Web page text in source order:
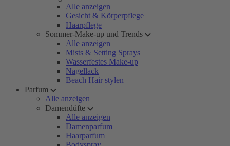
Alle anzeigen
Gesicht & Körperpflege
Haarpflege
Sommer-Make-up und Trends
Alle anzeigen
Mists & Setting Sprays
Wasserfestes Make-up
Nagellack
Beach Hair stylen
Parfum
Alle anzeigen
Damendüfte
Alle anzeigen
Damenparfum
Haarparfum